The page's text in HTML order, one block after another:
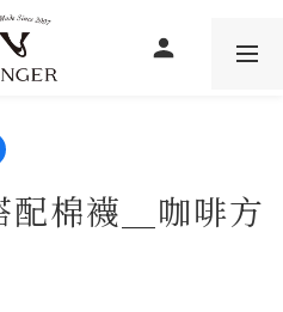
棉襪＿咖啡方